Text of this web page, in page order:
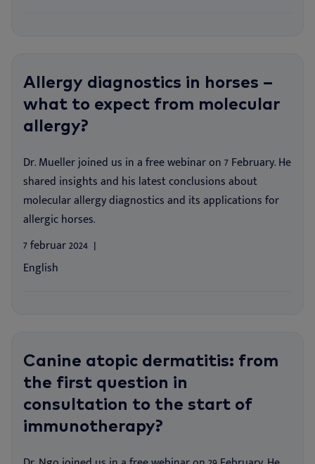
Allergy diagnostics in horses –
what to expect from molecular
allergy?
Dr. Mueller joined us in a free webinar on 7 February. He
shared insights and his latest conclusions about
molecular allergy diagnostics and its applications for
allergic horses.
7 februar 2024
English
Canine atopic dermatitis: from
the first question in
consultation to the start of
immunotherapy?